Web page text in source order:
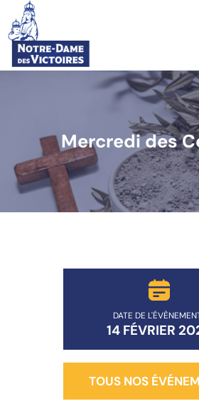
Mercredi des
DATE DE
14 FÉVRIER
TOUS NOS